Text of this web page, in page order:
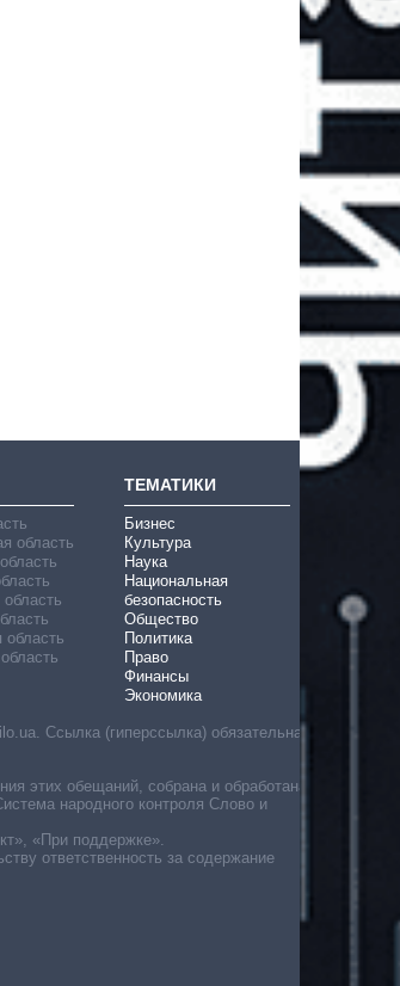
область
область
ТЕМАТИКИ
Бизнес
Культура
Наука
Национальная
безопасность
Общество
Политика
Право
Финансы
Экономика
Ссылка (гиперссылка) обязательна
этих обещаний, собрана и обработана
народного контроля Слово и
«При поддержке».
ответственность за содержание